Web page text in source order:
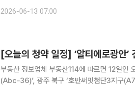
(ABC-36)’, 부산 수영구 ‘알티에로광안’ 등이
2026-06-13 07:00
[오늘의 청약 일정] ‘알티에로광안’
부동산 정보업체 부동산114에 따르면 12일인
(Abc-36)’, 광주 북구 ‘호반써밋첨단3지구